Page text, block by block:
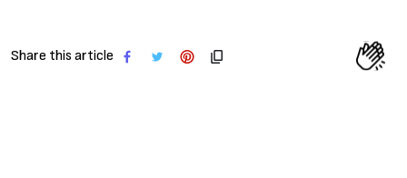
Share this article